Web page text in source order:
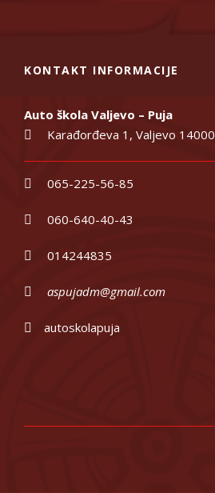
KONTAKT INFORMACIJE
Auto škola Valjevo – Puja
Karađorđeva 1, Valjevo 14000
065-225-56-85
060-640-40-43
014244835
aspujadm@gmail.com
autoskolapuja